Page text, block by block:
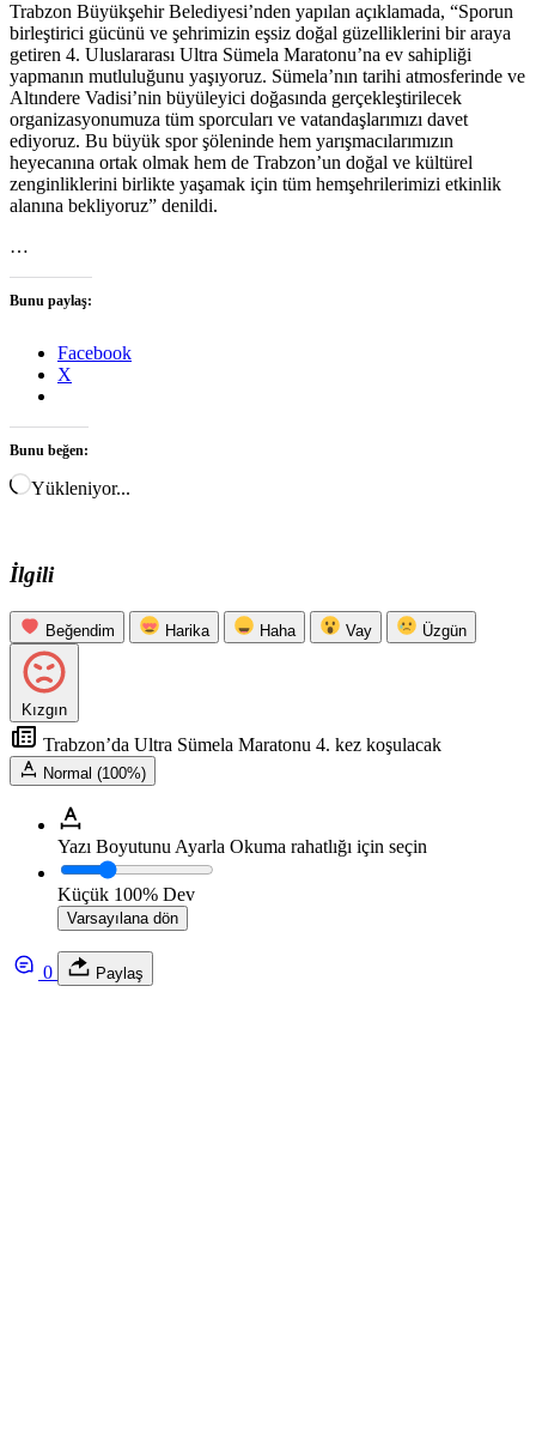
Trabzon Büyükşehir Belediyesi’nden yapılan açıklamada, “Sporun
birleştirici gücünü ve şehrimizin eşsiz doğal güzelliklerini bir araya
getiren 4. Uluslararası Ultra Sümela Maratonu’na ev sahipliği
yapmanın mutluluğunu yaşıyoruz. Sümela’nın tarihi atmosferinde ve
Altındere Vadisi’nin büyüleyici doğasında gerçekleştirilecek
organizasyonumuza tüm sporcuları ve vatandaşlarımızı davet
ediyoruz. Bu büyük spor şöleninde hem yarışmacılarımızın
heyecanına ortak olmak hem de Trabzon’un doğal ve kültürel
zenginliklerini birlikte yaşamak için tüm hemşehrilerimizi etkinlik
alanına bekliyoruz” denildi.
…
Bunu paylaş:
Facebook
X
Bunu beğen:
Yükleniyor...
İlgili
Beğendim Harika Haha Vay Üzgün
Kızgın
Trabzon’da Ultra Sümela Maratonu 4. kez koşulacak
Normal (100%)
Yazı Boyutunu Ayarla Okuma rahatlığı için seçin
Küçük 100% Dev
Varsayılana dön
0 Paylaş